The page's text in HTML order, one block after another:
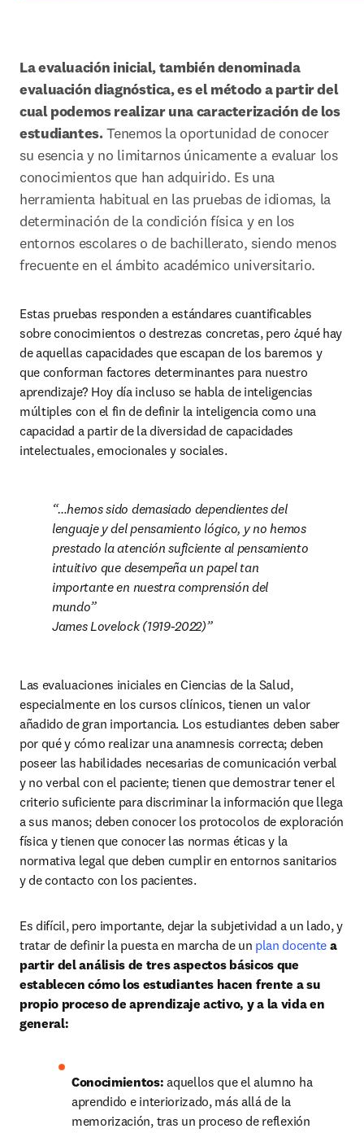
La evaluación inicial, también denominada
evaluación diagnóstica, es el método a partir del
cual podemos realizar una caracterización de los
estudiantes. Tenemos la oportunidad de conocer
su esencia y no limitarnos únicamente a evaluar los
conocimientos que han adquirido. Es una
herramienta habitual en las pruebas de idiomas, la
determinación de la condición física y en los
entornos escolares o de bachillerato, siendo menos
frecuente en el ámbito académico universitario.
Estas pruebas responden a estándares cuantificables
sobre conocimientos o destrezas concretas, pero ¿qué hay
de aquellas capacidades que escapan de los baremos y
que conforman factores determinantes para nuestro
aprendizaje? Hoy día incluso se habla de inteligencias
múltiples con el fin de definir la inteligencia como una
capacidad a partir de la diversidad de capacidades
intelectuales, emocionales y sociales.
…hemos sido demasiado dependientes del
lenguaje y del pensamiento lógico, y no hemos
prestado la atención suficiente al pensamiento
intuitivo que desempeña un papel tan
importante en nuestra comprensión del
mundo”
James Lovelock (1919-2022)
Las evaluaciones iniciales en Ciencias de la Salud,
especialmente en los cursos clínicos, tienen un valor
añadido de gran importancia. Los estudiantes deben saber
por qué y cómo realizar una anamnesis correcta; deben
poseer las habilidades necesarias de comunicación verbal
y no verbal con el paciente; tienen que demostrar tener el
criterio suficiente para discriminar la información que llega
a sus manos; deben conocer los protocolos de exploración
física y tienen que conocer las normas éticas y la
normativa legal que deben cumplir en entornos sanitarios
y de contacto con los pacientes.
Es difícil, pero importante, dejar la subjetividad a un lado, y
tratar de definir la puesta en marcha de un plan docente a
partir del análisis de tres aspectos básicos que
establecen cómo los estudiantes hacen frente a su
propio proceso de aprendizaje activo, y a la vida en
general:
Conocimientos: aquellos que el alumno ha
aprendido e interiorizado, más allá de la
memorización, tras un proceso de reflexión